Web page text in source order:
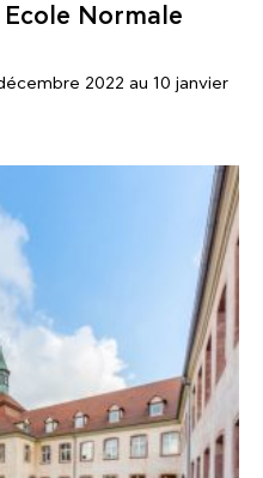
Ecole Normale
2022 au 10 janvier